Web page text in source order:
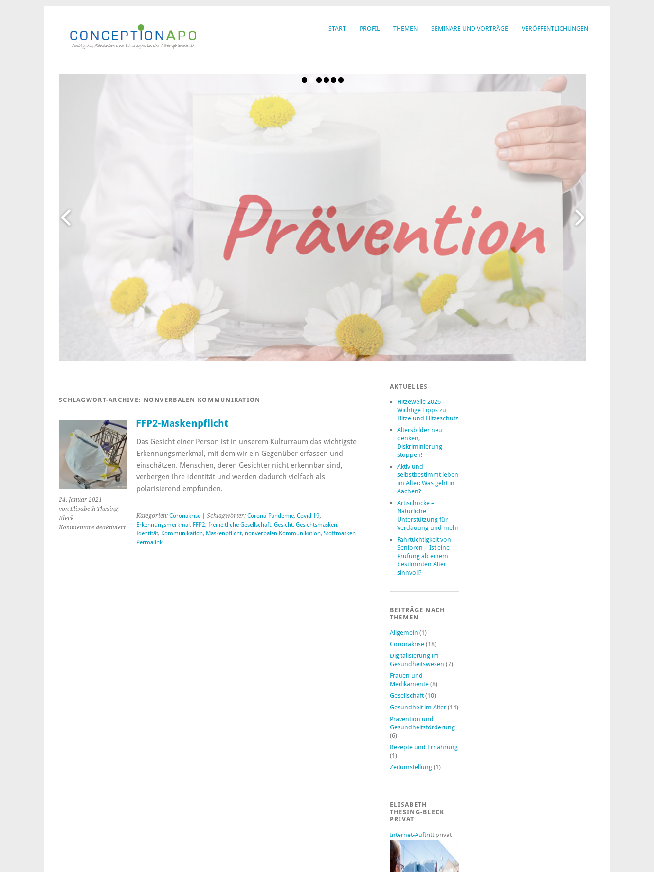
START PROFIL THEMEN SEMINARE UND VORTRÄGE VERÖFFENTLICHUNGEN
SCHLAGWORT-ARCHIVE: NONVERBALEN KOMMUNIKATION
24. Januar 2021
von Elisabeth Thesing-
Bleck
Kommentare deaktiviertfür
FFP2-
Maskenpflicht
FFP2-Maskenpflicht
Das Gesicht einer Person ist in unserem Kulturraum das wichtigste
Erkennungsmerkmal, mit dem wir ein Gegenüber erfassen und
einschätzen. Menschen, deren Gesichter nicht erkennbar sind,
verbergen ihre Identität und werden dadurch vielfach als
polarisierend empfunden.
Kategorien: Coronakrise| Schlagwörter: Corona-Pandemie, Covid 19,
Erkennungsmerkmal , FFP2, freiheitliche Gesellschaft, Gesicht, Gesichtsmasken,
Identität, Kommunikation, Maskenpflicht, nonverbalen Kommunikation, Stoffmasken|
Permalink
AKTUELLES
Hitzewelle 2026 –
Wichtige Tipps zu
Hitze und Hitzeschutz
Altersbilder neu
denken,
Diskriminierung
stoppen!
Aktiv und
selbstbestimmt leben
im Alter: Was geht in
Aachen?
Artischocke –
Natürliche
Unterstützung für
Verdauung und mehr
Fahrtüchtigkeit von
Senioren – Ist eine
Prüfung ab einem
bestimmten Alter
sinnvoll?
BEITRÄGE NACH
THEMEN
Allgemein (1)
Coronakrise(18)
Digitalisierung im
Gesundheitswesen (7)
Frauen und
Medikamente(8)
Gesellschaft(10)
Gesundheit im Alter(14)
Prävention und
Gesundheitsförderung
(6)
Rezepte und Ernährung
(1)
Zeitumstellung(1)
ELISABETH
THESING-BLECK
PRIVAT
Internet-Auftritt privat